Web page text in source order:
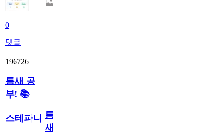
0
댓글
196726
틈새 공
부! 📚
스테파니 틈
새